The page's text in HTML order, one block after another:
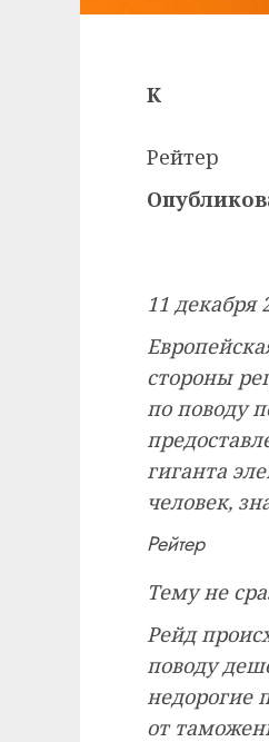
К
Рейтер
11 декабря
стороны
по поводу
гиганта
человек,
Рейтер
Тему не
Рейд
поводу
недорогие
от